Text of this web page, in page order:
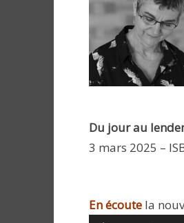
Du jour au
3 mars 2025 –
En écoute la